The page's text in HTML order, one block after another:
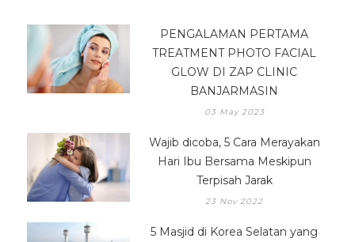
PENGALAMAN PERTAMA
TREATMENT PHOTO FACIAL
GLOW DI ZAP CLINIC
BANJARMASIN
03 May 2023
Wajib dicoba, 5 Cara Merayakan
Hari Ibu Bersama Meskipun
Terpisah Jarak
23 Nov 2022
5 Masjid di Korea Selatan yang